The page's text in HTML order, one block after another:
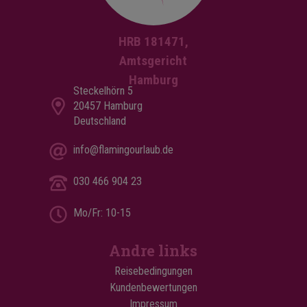
HRB 181471,
Amtsgericht
Hamburg
Steckelhörn 5
20457 Hamburg
Deutschland
info@flamingourlaub.de
030 466 904 23
Mo/Fr: 10-15
Andre links
Reisebedingungen
Kundenbewertungen
Impressum